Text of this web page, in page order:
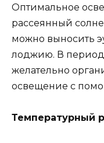
Оптимальное
рассеянный
можно выносить
лоджию. В период
желательно
освещение с
Температурный